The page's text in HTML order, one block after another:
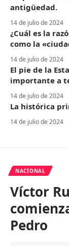
antigüedad.
14 de julio de 2024
¿Cuál es la
como la
14 de julio de 2024
El pie de la
importante a
14 de julio de 2024
La histórica
14 de julio de 2024
NACIONAL
Víctor
Pedro